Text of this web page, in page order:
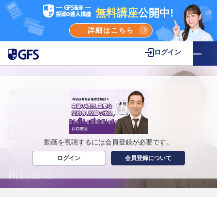
無料講座公開中!
詳細はこちら
ログイン
動画を視聴するには会員登録が必要です。
ログイン 会員登録について